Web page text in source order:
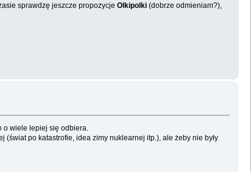
sprawdzę jeszcze propozycje Olkipolki(dobrze odmieniam?),
o wiele lepiej się odbiera.
(świat po katastrofie, idea zimy nuklearnej itp.), ale żeby nie były